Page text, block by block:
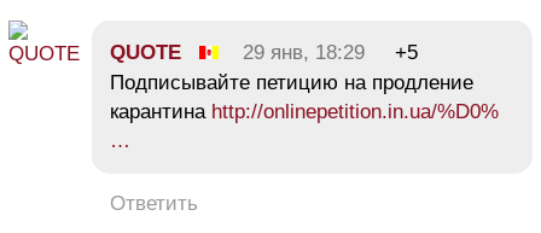
QUOTE 29 янв, 18:29
+5
Подписывайте петицию на продление
карантина http://onlinepetition.in.ua/%D0%
…
Ответить